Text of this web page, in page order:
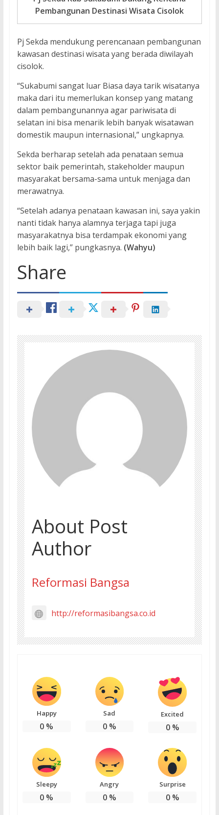
Pembangunan Destinasi Wisata Cisolok
Pj Sekda mendukung perencanaan pembangunan
kawasan destinasi wisata yang berada diwilayah
cisolok.
“Sukabumi sangat luar Biasa daya tarik wisatanya
maka dari itu memerlukan konsep yang matang
dalam pembangunannya agar pariwisata di
selatan ini bisa menarik lebih banyak wisatawan
domestik maupun internasional,” ungkapnya.
Sekda berharap setelah ada penataan semua
sektor baik pemerintah, stakeholder maupun
masyarakat bersama-sama untuk menjaga dan
merawatnya.
“Setelah adanya penataan kawasan ini, saya yakin
nanti tidak hanya alamnya terjaga tapi juga
masyarakatnya bisa terdampak ekonomi yang
lebih baik lagi,” pungkasnya. (Wahyu)
Share
About Post
Author
Reformasi Bangsa
http://reformasibangsa.co.id
Happy
0 %
Sad
0%
Excited
0%
Sleepy
0 %
Angry
0%
Surprise
0%